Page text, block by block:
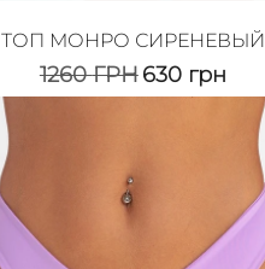
ТОП МОНРО СИРЕНЕВЫЙ
1260ГРН630 грн